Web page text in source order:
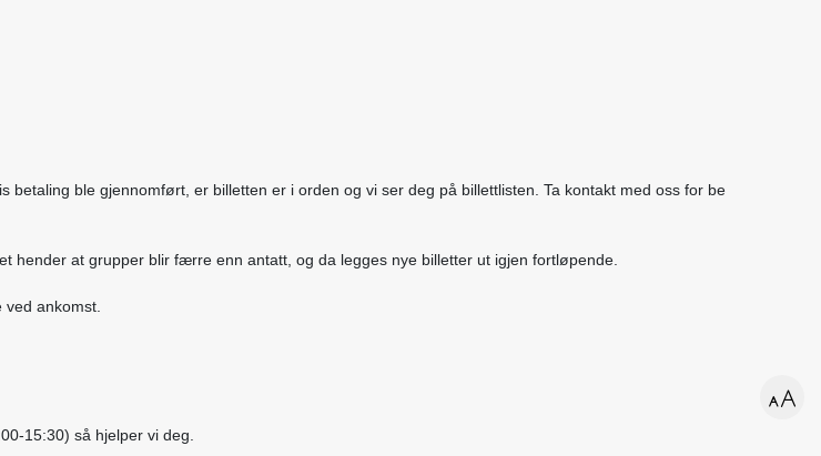
ble gjennomført, er billetten er i orden og vi ser deg på billettlisten. Ta kontakt med oss for be
at grupper blir færre enn antatt, og da legges nye billetter ut igjen fortløpende.
ankomst.
15:30) så hjelper vi deg.